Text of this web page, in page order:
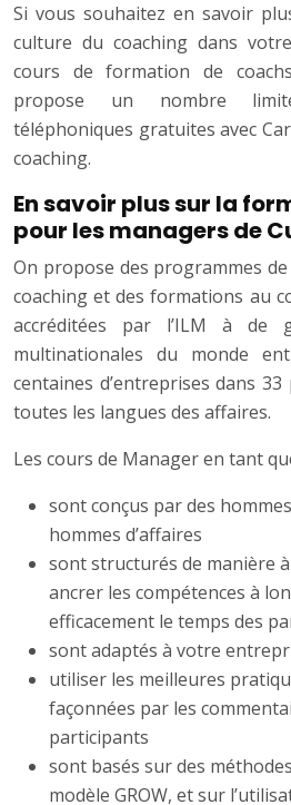
Si vous souhaitez en savoir
culture du coaching dans
cours de formation de
propose un nombre
téléphoniques gratuites avec
coaching.
En savoir plus sur la
pour les managers de
On propose des programmes
coaching et des formations au
accréditées par l’ILM à de
multinationales du monde
centaines d’entreprises dans
toutes les langues des affaires.
Les cours de Manager en tant
sont conçus par des
hommes d’affaires
sont structurés de manière
ancrer les compétences à
efficacement le temps des
sont adaptés à votre
utiliser les meilleures
façonnées par les
participants
sont basés sur des
modèle GROW, et sur